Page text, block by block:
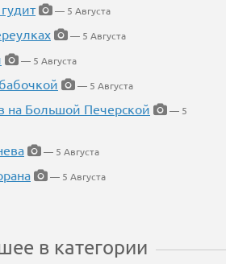
— 5 Августа
— 5 Августа
— 5 Августа
— 5 Августа
на Большой Печерской
— 5
— 5 Августа
— 5 Августа
в категории